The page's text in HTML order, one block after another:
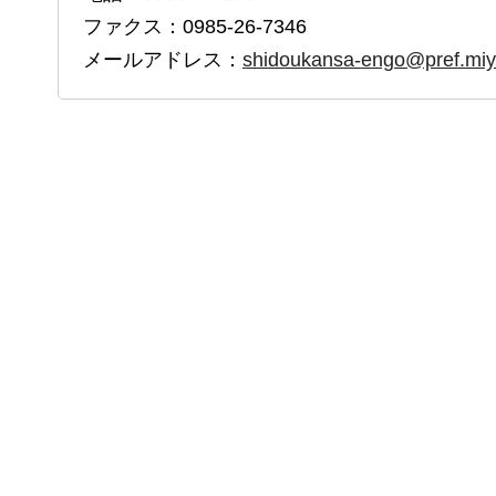
ファクス：0985-26-7346
メールアドレス： shidoukansa-